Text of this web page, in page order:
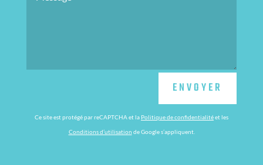
ENVOYER
Ce site est protégé par reCAPTCHA et la Politique de confidentialitéet les
Conditions d’utilisation de Google s’appliquent.